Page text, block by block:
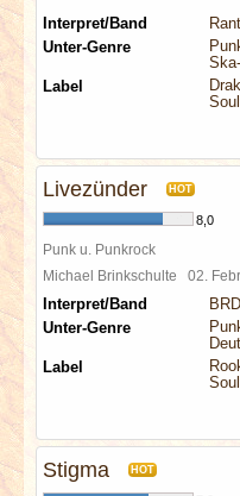
Interpret/Band
Unter-Genre
Label
Livezünder HOT
8,0
Punk u. Punkrock
Michael Brinkschulte 02.
Interpret/Band
Unter-Genre
Label
Stigma HOT